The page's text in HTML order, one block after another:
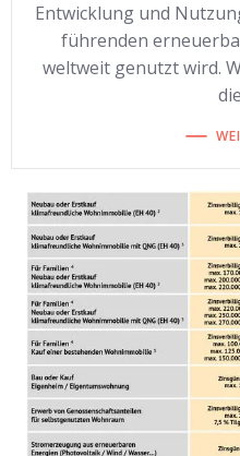
Entwicklung und
führenden
weltweit genutzt wird.